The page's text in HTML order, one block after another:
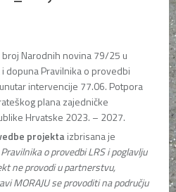
Narodnih novina 79/25 u
dopuna Pravilnika o provedbi
intervencije 77.06. Potpora
plana zajedničke
Hrvatske 2023. – 2027.
projekta izbrisana je
o provedbi LRS i poglavlju
ne provodi u partnerstvu,
MORAJU se provoditi na području